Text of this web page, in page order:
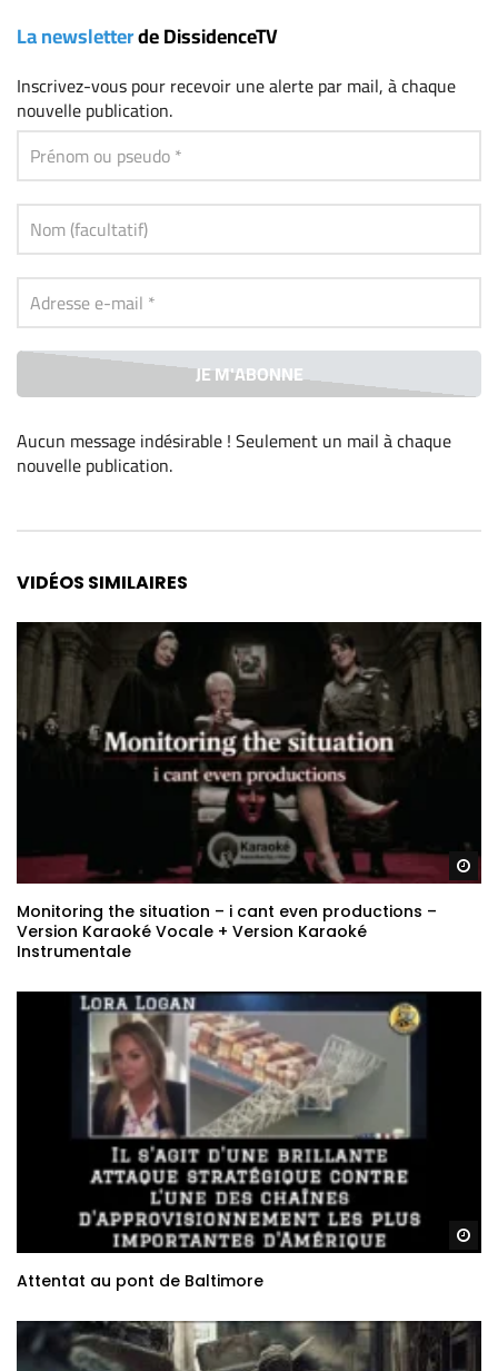
La newsletterde DissidenceTV
Inscrivez-vouspour recevoir une alerte par mail, à chaque
nouvelle publication.
Aucun message indésirable ! Seulement un mail à chaque
nouvelle publication.
VIDÉOS SIMILAIRES
Monitoring the situation – i cant even productions –
Version Karaoké Vocale + Version Karaoké
Instrumentale
Attentat au pont de Baltimore